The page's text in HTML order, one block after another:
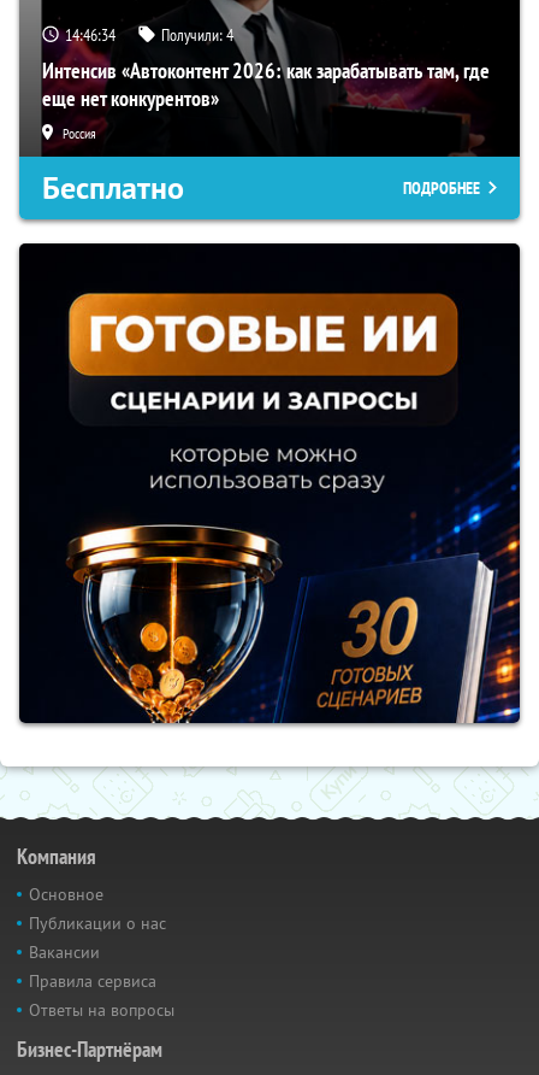
14:46:33 Получили:4
Интенсив «Автоконтент 2026: как зарабатывать там, где
еще нет конкурентов»
Россия
Бесплатно ПОДРОБНЕЕ
Компания
Основное
Публикации о нас
Вакансии
Правила сервиса
Ответы на вопросы
Бизнес-Партнёрам